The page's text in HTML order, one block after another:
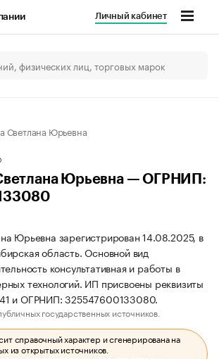
Личный кабинет
Светлана Юрьевна
Юрьевна — ОГРНИП:
Юрьевна зарегистрирован 14.08.2025, в
область. Основной вид
консультативная и работы в
технологий. ИП присвоены реквизиты
и ОГРНИП: 325547600133080.
государственных источников.
справочный характер и сгенерирована на
из открытых источников.